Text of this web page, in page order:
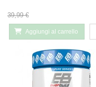
39,99 €
Aggiungi al carrello